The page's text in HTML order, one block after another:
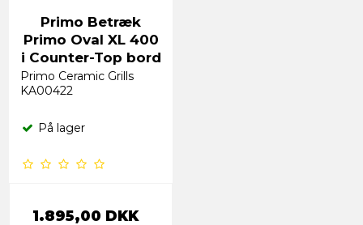
Primo Betræk
Primo Oval XL 400
i Counter-Top bord
Primo Ceramic Grills
KA00422
På lager
1.895,00 DKK